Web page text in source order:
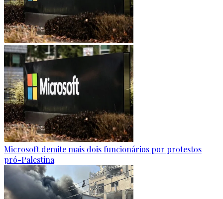
Microsoft demite mais dois funcionários por protestos
pró-Palestina